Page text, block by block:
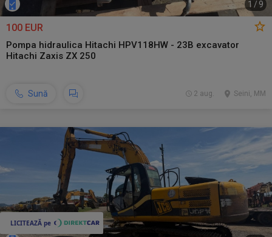
1 / 9
100 EUR
Pompa hidraulica Hitachi HPV118HW - 23B excavator
Hitachi Zaxis ZX 250
Sună Seini, MM
2 aug.